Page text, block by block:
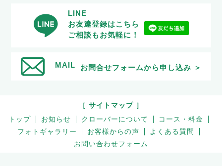
LINE
お友達登録はこちら
ご相談もお気軽に！
MAIL お問合せフォームから申し込み ＞
［ サイトマップ ］
トップ
お知らせ クローバーについて
コース・料金
フォトギャラリー
お客様からの声
よくある質問
お問い合わせフォーム